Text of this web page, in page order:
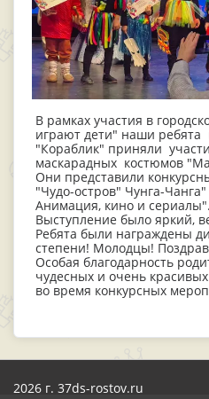
В рамках участия в
играют дети" наши
"Кораблик" приняли
маскарадных костюмов
Они представили
"Чудо-остров" Чунга-
Анимация, кино и сериалы".
Выступление было яркий,
Ребята были награждены
степени! Молодцы!
Особая благодарность
чудесных и очень
во время конкурсных
2026 г. 37ds-rostov.ru